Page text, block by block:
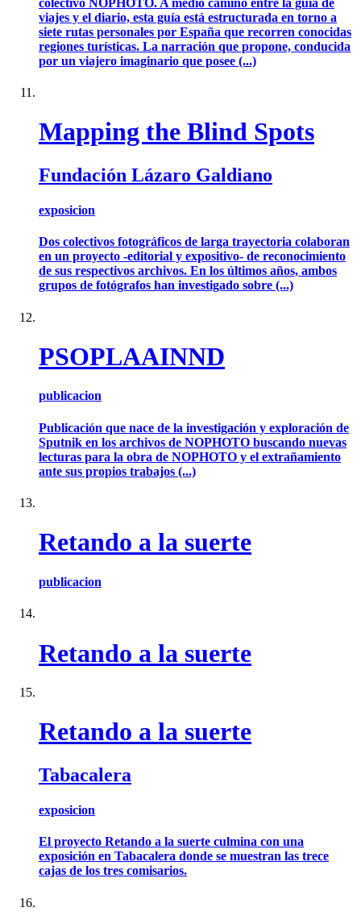
viajes y el diario, esta guía está estructurada en torno a
siete rutas personales por España que recorren conocidas
regiones turísticas. La narración que propone, conducida
por un viajero imaginario que posee (...)
Mapping the Blind Spots
Fundación Lázaro Galdiano
exposicion
Dos colectivos fotográficos de larga trayectoria colaboran
en un proyecto -editorial y expositivo- de reconocimiento
de sus respectivos archivos. En los últimos años, ambos
grupos de fotógrafos han investigado sobre (...)
PSOPLAAINND
publicacion
Publicación que nace de la investigación y exploración de
Sputnik en los archivos de NOPHOTO buscando nuevas
lecturas para la obra de NOPHOTO y el extrañamiento
ante sus propios trabajos (...)
Retando a la suerte
publicacion
Retando a la suerte
Retando a la suerte
Tabacalera
exposicion
El proyecto Retando a la suerte culmina con una
exposición en Tabacalera donde se muestran las trece
cajas de los tres comisarios.